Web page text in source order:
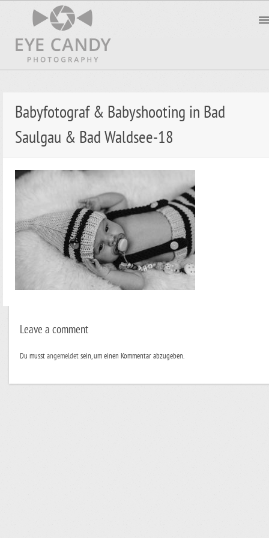
Babyfotograf & Babyshooting in Bad
Saulgau & Bad Waldsee-18
Leave a comment
Du musstangemeldetsein, um einen Kommentar abzugeben.